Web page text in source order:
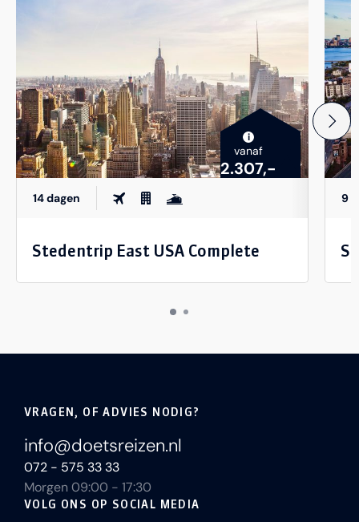
i
vanaf
2.307,-
14 dagen
Stedentrip East USA Complete
9
VRAGEN, OF ADVIES NODIG?
info@doetsreizen.nl
072 - 575 33 33
Morgen 09:00 - 17:30
VOLG ONS OP SOCIAL MEDIA